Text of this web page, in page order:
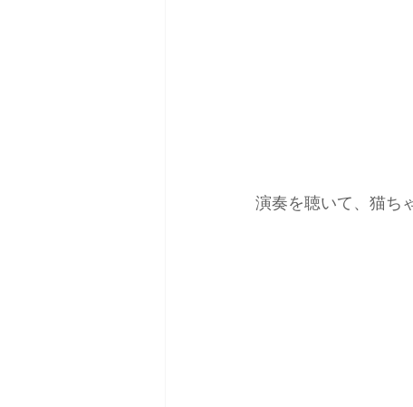
演奏を聴いて、猫ち